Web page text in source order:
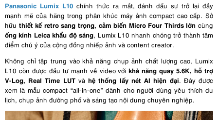
Panasonic Lumix L10chính thức ra mắt, đánh dấu sự trở lại đầy
mạnh mẽ của hãng trong phân khúc máy ảnh compact cao cấp. Sở
hữu thiết kế retro sang trọng, cảm biến Micro Four Thirds lớn cùng
ống kính Leica khẩu độ sáng, Lumix L10 nhanh chóng trở thành tâm
điểm chú ý của cộng đồng nhiếp ảnh và content creator.
Không chỉ tập trung vào khả năng chụp ảnh chất lượng cao, Lumix
L10 còn được đầu tư mạnh về video vớikhả năng quay 5.6K, hỗ trợ
V-Log, Real Time LUT vàhệ thống lấy nét AI hiện đại. Đây được
xem là mẫu compact “all-in-one” dành cho người dùng yêu thích du
lịch, chụp ảnh đường phố và sáng tạo nội dung chuyên nghiệp.